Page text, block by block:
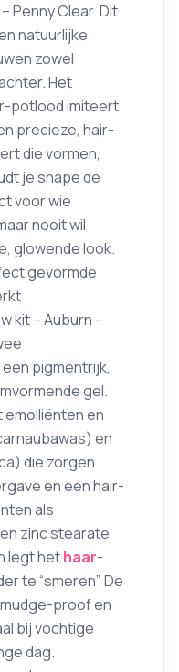
Penny Clear. Dit
natuurlijke
zowel
Het
potlood imiteert
precieze, hair-
die vormen,
je shape de
voor wie
nooit wil
glowende look.
gevormde
kit – Auburn –
pigmentrijk,
gel.
emolliënten en
en
die zorgen
en een hair-
als
zinc stearate
legt hethaar-
te “smeren”. De
proof en
bij vochtige
dag.